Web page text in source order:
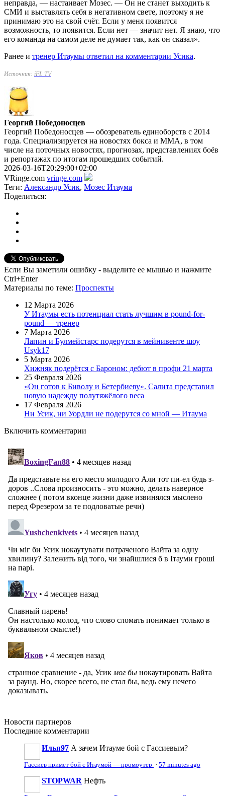
неправда, — настаивает Мозес. — Он не станет выходить к
СМИ и выставлять себя в негативном свете, поэтому я не
принимаю это на свой счёт. Если у меня появится
возможность, то появится. Если нет — значит нет. Я знаю, что
его команда на самом деле не думает так, как он сказал».
Ранее и тренер Итаумы ответил на комментарии Усика.
Источник: iFL TV
Георгий Победоносцев
Георгий Победоносцев — обозреватель единоборств с 2014
года. Специализируется на новостях бокса и ММА, в том
числе на поточных новостях, прогнозах, представлениях боёв
и репортажах по итогам прошедших событий.
2026-03-16T20:29:00+02:00
VRinge.com vringe.com
Теги: Александр Усик, Мозес Итаума
Поделиться:
Если Вы заметили ошибку - выделите ее мышью и нажмите
Ctrl+Enter
Материалы по теме: Проспекты
12 Марта 2026
У Итаумы есть потенциал стать лучшим в pound-for-
pound — тренер
7 Марта 2026
Лапин и Булмейстарс подерутся в мейнивенте шоу
Usyk17
5 Марта 2026
Хижняк подерётся с Бароном: дебют в профи 21 марта
25 Февраля 2026
«Он готов к Биволу и Бетербиеву». Салита представил
новую надежду полутяжёлого веса
17 Февраля 2026
Ни Усик, ни Уордли не подерутся со мной — Итаума
Включить комментарии
Новости партнеров
Последние комментарии
Илья97 А зачем Итауме бой с Гассиевым?
Гассиев примет бой с Итаумой — промоутер · 57 minutes ago
STOPWAR Нефть